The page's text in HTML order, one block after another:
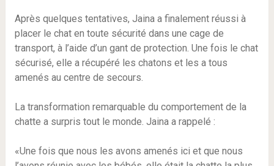
Après quelques tentatives, Jaina a finalement réussi à
placer le chat en toute sécurité dans une cage de
transport, à l’aide d’un gant de protection. Une fois le chat
sécurisé, elle a récupéré les chatons et les a tous
amenés au centre de secours.
La transformation remarquable du comportement de la
chatte a surpris tout le monde. Jaina a rappelé :
«Une fois que nous les avons amenés ici et que nous